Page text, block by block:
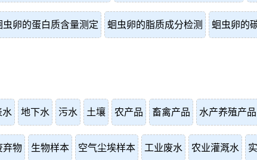
虫卵的蛋白质含量测定 蛔虫卵的脂质成分检测 蛔虫卵的
水 地下水 污水 土壤 农产品 畜禽产品 水产养殖产品
弃物 生物样本 空气尘埃样本 工业废水 农业灌溉水